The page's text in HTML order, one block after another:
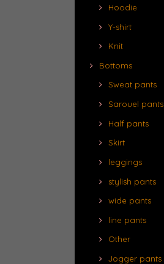
Hoodie
Y-shirt
Knit
Bottoms
Sweat pants
Sarouel pants
Half pants
Skirt
leggings
stylish pants
wide pants
line pants
Other
Jogger pants